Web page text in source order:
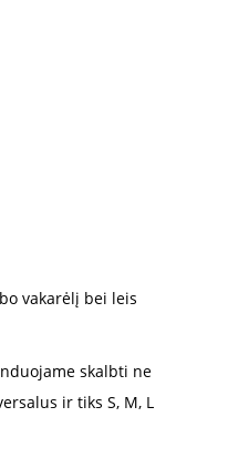
vakarėlį bei leis
skalbti ne
ir tiks S, M, L